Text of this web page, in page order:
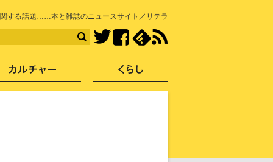
する話題……本と雑誌のニュースサイト／リテラ
TwitterFacebook
社会